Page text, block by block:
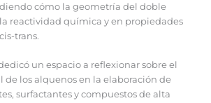
cómo la geometría del doble
reactividad química y en propiedades
trans.
un espacio a reflexionar sobre el
los alquenos en la elaboración de
surfactantes y compuestos de alta